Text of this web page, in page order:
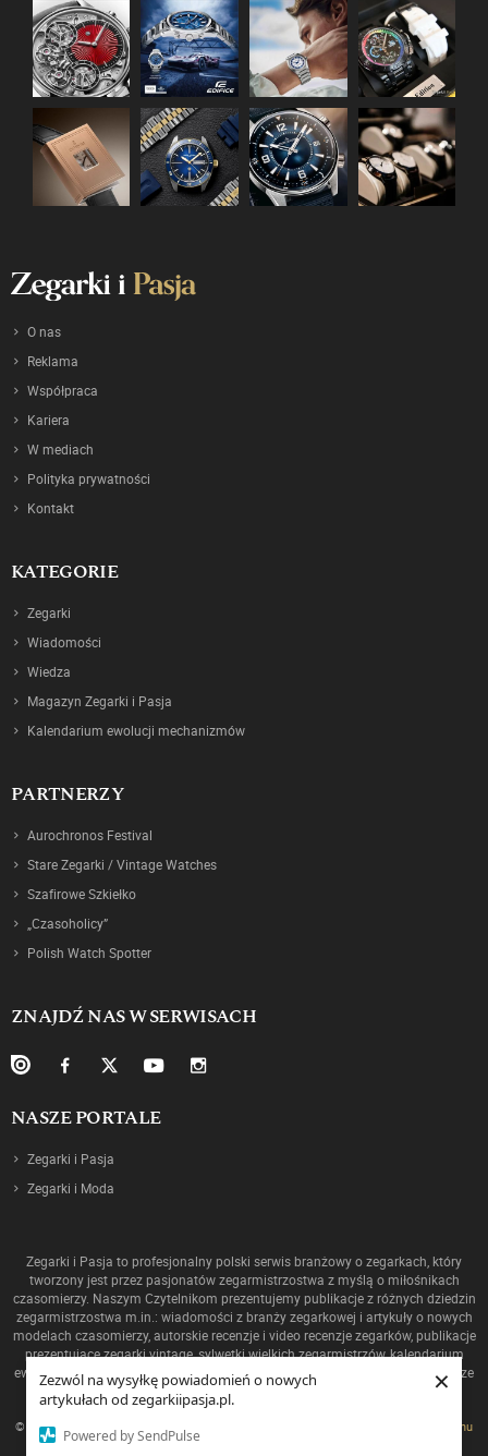
Zezwól na wysyłkę powiadomień o nowych
artykułach od zegarkiipasja.pl.
Powered by SendPulse
×
O nas
Reklama
Współpraca
Kariera
W mediach
Polityka prywatności
Kontakt
KATEGORIE
Zegarki
Wiadomości
Wiedza
Magazyn Zegarki i Pasja
Kalendarium ewolucji mechanizmów
PARTNERZY
Aurochronos Festival
Stare Zegarki / Vintage Watches
Szafirowe Szkiełko
„Czasoholicy”
Polish Watch Spotter
ZNAJDŹ NAS W SERWISACH
NASZE PORTALE
Zegarki i Pasja
Zegarki i Moda
Zegarki i Pasja to profesjonalny polski serwis branżowy o zegarkach, który
tworzony jest przez pasjonatów zegarmistrzostwa z myślą o miłośnikach
czasomierzy. Naszym Czytelnikom prezentujemy publikacje z różnych dziedzin
zegarmistrzostwa m.in.: wiadomości z branży zegarkowej i artykuły o nowych
modelach czasomierzy, autorskie recenzje i video recenzje zegarków, publikacje
prezentujące zegarki vintage, sylwetki wielkich zegarmistrzów, kalendarium
ewolucji mechanizmów oraz historię zegarmistrzostwa, a także ciekawostki ze
świata zegarków!
© 2014- 2026 Zegarkiipasja.pl. Korzystanie z serwisu oznacza akceptację
regulaminu
oraz